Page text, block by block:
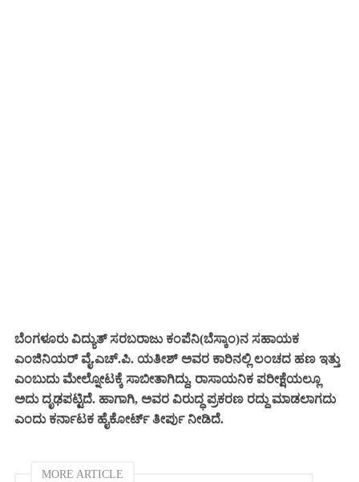
ಬೆಂಗಳೂರು ವಿದ್ಯುತ್ ಸರಬರಾಜು ಕಂಪೆನಿ(ಬೆಸ್ಕಾಂ)ನ ಸಹಾಯಕ
ಎಂಜಿನಿಯರ್ ವೈ.ಎಚ್.ಪಿ. ಯತೀಶ್ ಅವರ ಕಾರಿನಲ್ಲಿ ಲಂಚದ ಹಣ ಇತ್ತು
ಎಂಬುದು ಮೇಲ್ನೋಟಕ್ಕೆ ಸಾಬೀತಾಗಿದ್ದು, ರಾಸಾಯನಿಕ ಪರೀಕ್ಷೆಯಲ್ಲೂ
ಅದು ದೃಢಪಟ್ಟಿದೆ. ಹಾಗಾಗಿ, ಅವರ ವಿರುದ್ಧ ಪ್ರಕರಣ ರದ್ದು ಮಾಡಲಾಗದು
ಎಂದು ಕರ್ನಾಟಕ ಹೈಕೋರ್ಟ್ ತೀರ್ಪು ನೀಡಿದೆ.
MORE ARTICLE